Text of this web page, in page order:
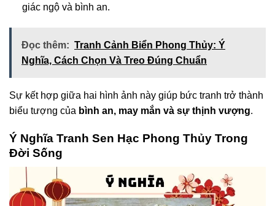
giác ngộ và bình an.
Đọc thêm: Tranh Cảnh Biển Phong Thủy: Ý
Nghĩa, Cách Chọn Và Treo Đúng Chuẩn
Sự kết hợp giữa hai hình ảnh này giúp bức tranh trở thành
biểu tượng của bình an, may mắn và sự thịnh vượng.
Ý Nghĩa Tranh Sen Hạc Phong Thủy Trong
Đời Sống